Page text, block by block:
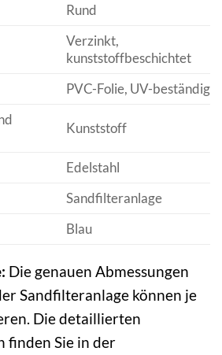
Rund
Verzinkt,
kunststoffbeschichtet
PVC-Folie, UV-beständig
Kunststoff
Edelstahl
Sandfilteranlage
Blau
Die genauen Abmessungen
Sandfilteranlage können je
Die detaillierten
finden Sie in der